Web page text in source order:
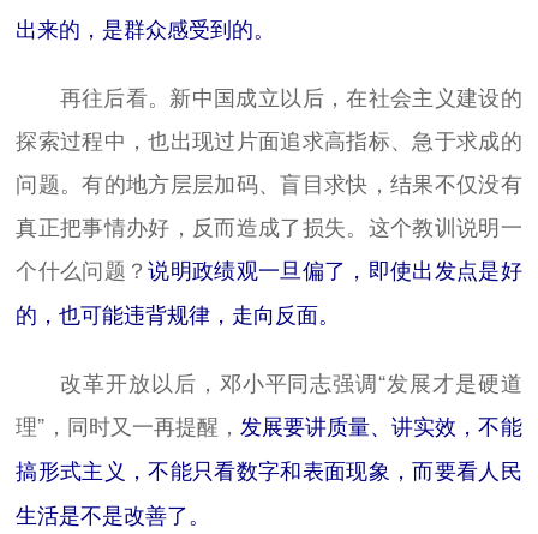
出来的，是群众感受到的。
再往后看。新中国成立以后，在社会主义建设的
探索过程中，也出现过片面追求高指标、急于求成的
问题。有的地方层层加码、盲目求快，结果不仅没有
真正把事情办好，反而造成了损失。这个教训说明一
个什么问题？说明政绩观一旦偏了，即使出发点是好
的，也可能违背规律，走向反面。
改革开放以后，邓小平同志强调“发展才是硬道
理”，同时又一再提醒， 发展要讲质量、讲实效，不能
搞形式主义，不能只看数字和表面现象，而要看人民
生活是不是改善了。